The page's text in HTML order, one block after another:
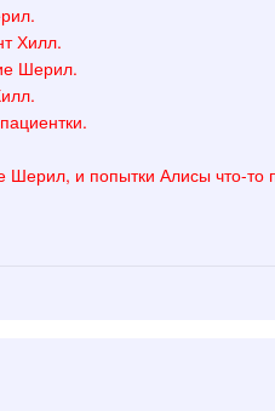
Хилл.
Шерил.
Шерил, и попытки Алисы что-то